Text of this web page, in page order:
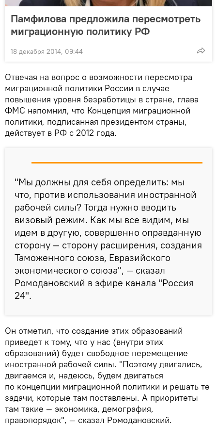
Памфилова предложила пересмотреть
миграционную политику РФ
18 декабря 2014, 09:44
Отвечая на вопрос о возможности пересмотра
миграционной политики России в случае
повышения уровня безработицы в стране, глава
ФМС напомнил, что Концепция миграционной
политики, подписанная президентом страны,
действует в РФ с 2012 года.
"Мы должны для себя определить: мы
что, против использования иностранной
рабочей силы? Тогда нужно вводить
визовый режим. Как мы все видим, мы
идем в другую, совершенно оправданную
сторону — сторону расширения, создания
Таможенного союза, Евразийского
экономического союза", — сказал
Ромодановский в эфире канала "Россия
24".
Он отметил, что создание этих образований
приведет к тому, что у нас (внутри этих
образований) будет свободное перемещение
иностранной рабочей силы. "Поэтому двигались,
двигаемся и, надеюсь, будем двигаться
по концепции миграционной политики и решать те
задачи, которые там поставлены. А приоритеты
там такие — экономика, демография,
правопорядок", — сказал Ромодановский.